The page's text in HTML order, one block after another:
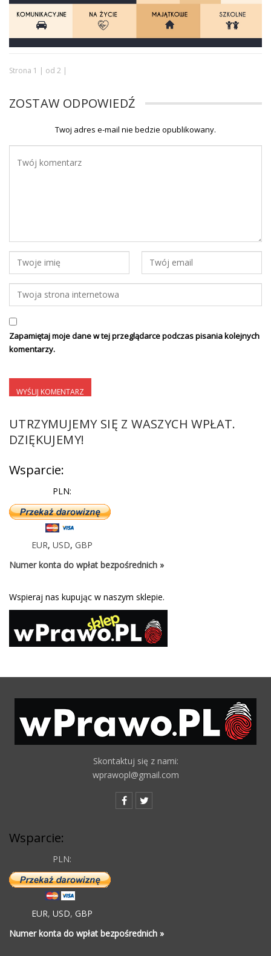
Strona 1 | od 2 |
ZOSTAW ODPOWIEDŹ
Twoj adres e-mail nie bedzie opublikowany.
Zapamiętaj moje dane w tej przeglądarce podczas pisania kolejnych
komentarzy.
UTRZYMUJEMY SIĘ Z WASZYCH WPŁAT.
DZIĘKUJEMY!
Wsparcie:
PLN:
EUR, USD, GBP
Numer konta do wpłat bezpośrednich »
Wspieraj nas kupując w naszym sklepie.
Skontaktuj się z nami:
wprawopl@gmail.com
Wsparcie:
PLN:
EUR, USD, GBP
Numer konta do wpłat bezpośrednich »